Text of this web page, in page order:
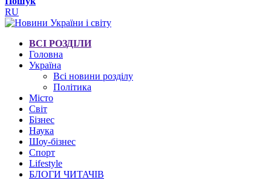
RU
ВСІ РОЗДІЛИ
Головна
Україна
Всі новини розділу
Політика
Місто
Світ
Бізнес
Наука
Шоу-бізнес
Спорт
Lifestyle
БЛОГИ ЧИТАЧІВ